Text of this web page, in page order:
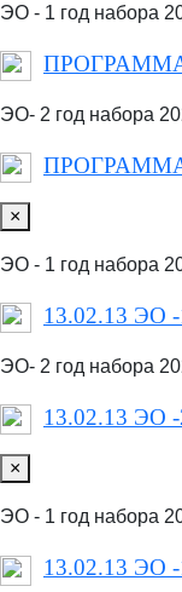
ЭО - 1 год набора
ЭО- 2 год набора
×
ЭО - 1 год набора
13.02.13 ЭО -
ЭО- 2 год набора
13.02.13 ЭО -
×
ЭО - 1 год набора
13.02.13 ЭО